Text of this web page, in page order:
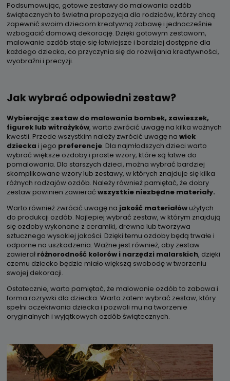
Podsumowując, gotowe zestawy do malowania ozdób
świątecznych to świetna propozycja dla rodziców, którzy chcą
zapewnić swoim dzieciom kreatywną zabawę i jednocześnie
wzbogacić domową dekorację. Dzięki gotowym zestawom,
malowanie ozdób staje się łatwiejsze i bardziej dostępne dla
każdego dziecka, co przyczynia się do rozwijania kreatywności,
wyobraźni i precyzji.
Jak wybrać odpowiedni zestaw?
Wybierając zestaw do malowania bombek, zawieszek,
figurek lub witrażyków, warto zwrócić uwagę na kilka ważnych
kwestii. Przede wszystkim należy zwrócić uwagę na wiek
dziecka i jego preferencje. Dla najmłodszych dzieci warto
wybrać większe ozdoby i proste wzory, które są łatwe do
pomalowania. Dla starszych dzieci, można wybrać bardziej
skomplikowane wzory lub zestawy, w których znajduje się kilka
różnych rodzajów ozdób. Należy również pamiętać, że dobry
zestaw powinien zawierać wszystkie niezbędne materiały.
Warto również zwrócić uwagę na jakość materiałów użytych
do produkcji ozdób. Najlepiej wybrać zestaw, w którym znajdują
się ozdoby wykonane z ceramiki, drewna lub tworzywa
sztucznego wysokiej jakości. Dzięki temu ozdoby będą trwałe i
odporne na uszkodzenia. Ważne jest również, aby zestaw
zawierał różnorodność kolorów i narzędzi malarskich, dzięki
czemu dziecko będzie miało większą swobodę w tworzeniu
swojej dekoracji.
Ostatecznie, warto pamiętać, że malowanie ozdób to zabawa i
forma rozrywki dla dziecka. Warto zatem wybrać zestaw, który
spełni oczekiwania dziecka i pozwoli mu na tworzenie
oryginalnych i wyjątkowych ozdób świątecznych.